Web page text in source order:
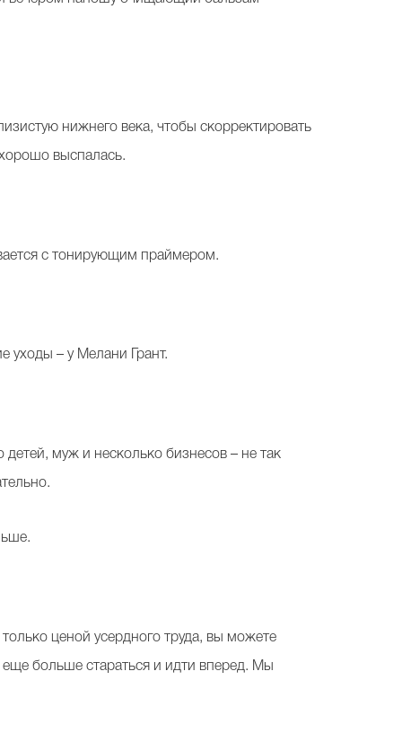
нижнего века, чтобы скорректировать
хорошо выспалась.
с тонирующим праймером.
– у Мелани Грант.
муж и несколько бизнесов – не так
ценой усердного труда, вы можете
больше стараться и идти вперед. Мы